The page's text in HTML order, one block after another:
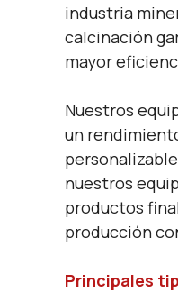
industria
calcinación
mayor
Nuestros
un
nuestros
productos
producción
Principales